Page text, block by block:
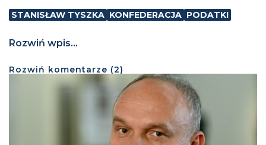
STANISŁAW TYSZKA KONFEDERACJA PODATKI
Rozwiń wpis...
Rozwiń komentarze (2)